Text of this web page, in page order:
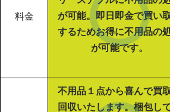
料金
が可能。即日即金で買い
するためお得に不用品の
が可能です。
不用品１点から喜んで買
回収いたします。梱包し